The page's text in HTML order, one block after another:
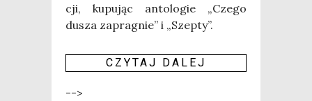
cji, kupu­jąc anto­lo­gie „Cze­go
dusza zapra­gnie” i „Szep­ty”.
CZY­TAJ DALEJ
-->